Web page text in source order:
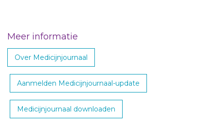
Meer informatie
Over Medicijnjournaal
Aanmelden Medicijnjournaal-update
Medicijnjournaal downloaden